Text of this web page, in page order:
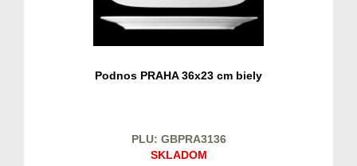
Podnos PRAHA 36x23 cm biely
PLU: GBPRA3136
SKLADOM